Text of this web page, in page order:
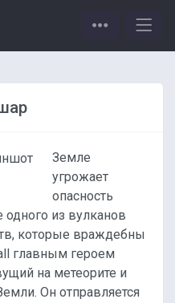
Земле
угрожает
опасность
из вулканов
которые враждебны
главным героем
на метеорите и
Он отправляется